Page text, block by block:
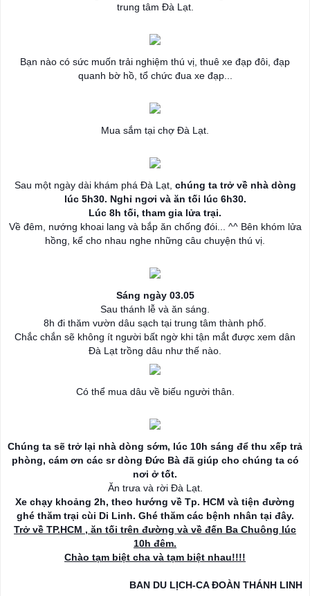
trung tâm Đà Lạt.
Bạn nào có sức muốn trải nghiệm thú vị, thuê xe đạp đôi, đạp
quanh bờ hồ, tổ chức đua xe đạp...
Mua sắm tại chợ Đà Lạt.
Sau một ngày dài khám phá Đà Lạt, chúng ta trở về nhà dòng
lúc 5h30. Nghỉ ngơi và ăn tối lúc 6h30.
Lúc 8h tối, tham gia lửa trại.
Về đêm, nướng khoai lang và bắp ăn chống đói... ^^ Bên khóm lửa
hồng, kể cho nhau nghe những câu chuyện thú vị.
Sáng ngày 03.05
Sau thánh lễ và ăn sáng.
8h đi thăm vườn dâu sạch tại trung tâm thành phố.
Chắc chắn sẽ không ít người bất ngờ khi tận mắt được xem dân
Đà Lạt trồng dâu như thế nào.
Có thể mua dâu về biếu người thân.
Chúng ta sẽ trở lại nhà dòng sớm, lúc 10h sáng để thu xếp trả
phòng, cám ơn các sr dòng Đức Bà đã giúp cho chúng ta có
nơi ở tốt.
Ăn trưa và rời Đà Lạt.
Xe chạy khoảng 2h, theo hướng về Tp. HCM và tiện đường
ghé thăm trại cùi Di Linh. Ghé thăm các bệnh nhân tại đây.
Trở về TP.HCM , ăn tối trên đường và về đến Ba Chuông lúc
10h đêm.
Chào tạm biệt cha và tạm biệt nhau!!!!
BAN DU LỊCH-CA ĐOÀN THÁNH LINH